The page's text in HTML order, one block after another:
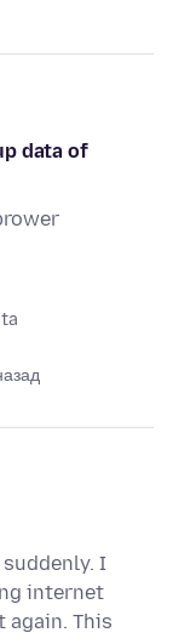
data of
I
internet
This